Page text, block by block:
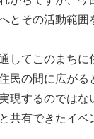
とその活動範囲
してこのまちに
民の間に広が
現するのでは
共有できたイベ